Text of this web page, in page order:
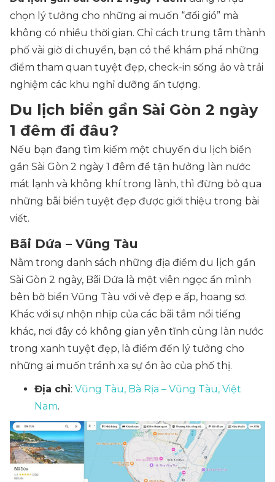
chọn lý tưởng cho những ai muốn “đổi gió” mà
không có nhiều thời gian. Chỉ cách trung tâm thành
phố vài giờ di chuyển, bạn có thể khám phá những
điểm tham quan tuyệt đẹp, check-in sống ảo và trải
nghiệm các khu nghỉ dưỡng ấn tượng.
Du lịch biển gần Sài Gòn 2 ngày
1 đêm đi đâu?
Nếu bạn đang tìm kiếm một chuyến du lịch biển
gần Sài Gòn 2 ngày 1 đêm để tận hưởng làn nước
mát lạnh và không khí trong lành, thì đừng bỏ qua
những bãi biển tuyệt đẹp được giới thiệu trong bài
viết.
Bãi Dứa – Vũng Tàu
Nằm trong danh sách những địa điểm du lịch gần
Sài Gòn 2 ngày, Bãi Dứa là một viên ngọc ẩn mình
bên bờ biển Vũng Tàu với vẻ đẹp e ấp, hoang sơ.
Khác với sự nhộn nhịp của các bãi tắm nổi tiếng
khác, nơi đây có không gian yên tĩnh cùng làn nước
trong xanh tuyệt đẹp, là điểm đến lý tưởng cho
những ai muốn tránh xa sự ồn ào của phố thị.
Địa chỉ: Vũng Tàu, Bà Rịa – Vũng Tàu, Việt
Nam.